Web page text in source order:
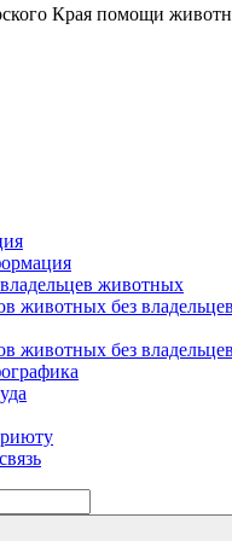
Края помощи
животных
животных без владельцев
животных без владельцев